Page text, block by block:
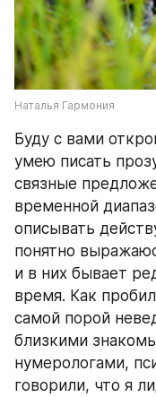
Наталья Гармония
Буду с вами
умею писать
связные
временной
описывать
понятно
и в них бывает
время. Как
самой порой
близкими
нумерологами,
говорили, что я